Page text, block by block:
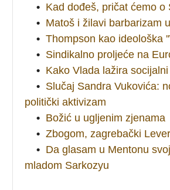
• Kad dođeš, pričat ćemo o
• Matoš i žilavi barbarizam
• Thompson kao ideološka
• Sindikalno proljeće na
• Kako Vlada lažira
• Slučaj Sandra Vukovića:
politički aktivizam
• Božić u ugljenim zjenama
• Zbogom, zagrebački
• Da glasam u Mentonu
mladom Sarkozyu